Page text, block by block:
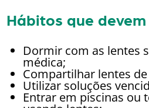
Hábitos que
Dormir com as lentes
médica;
Compartilhar lentes
Utilizar soluções
Entrar em piscinas ou